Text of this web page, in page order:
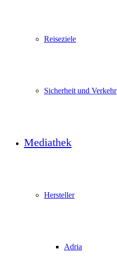
Reiseziele
Sicherheit und Verkehr
Mediathek
Hersteller
Adria